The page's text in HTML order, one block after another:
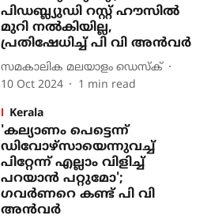
പിഡബ്ല്യുഡി റസ്റ്റ് ഹൗസില്‍
മുറി നല്‍കിയില്ല,
പ്രതിഷേധിച്ച് പി വി അന്‍വര്‍
സമകാലിക മലയാളം ഡെസ്ക്
10 Oct 2024
1 min read
Kerala
'കല്യാണം പെട്ടെന്ന്
ഡിവോഴ്‌സായെന്നുവച്ച്
പിറ്റേന്ന് എല്ലാം വിളിച്ച്
പറയാന്‍ പറ്റുമോ';
ഗവര്‍ണറെ കണ്ട് പി വി
അന്‍വര്‍